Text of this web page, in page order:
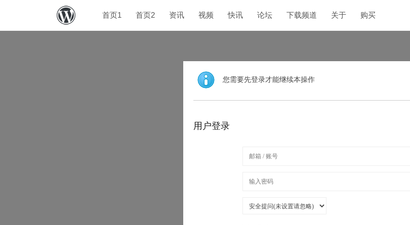
首页1 首页2 资讯 视频 快讯 论坛 下载频道 关于 购买
您需要先登录才能继续本操作
用户登录